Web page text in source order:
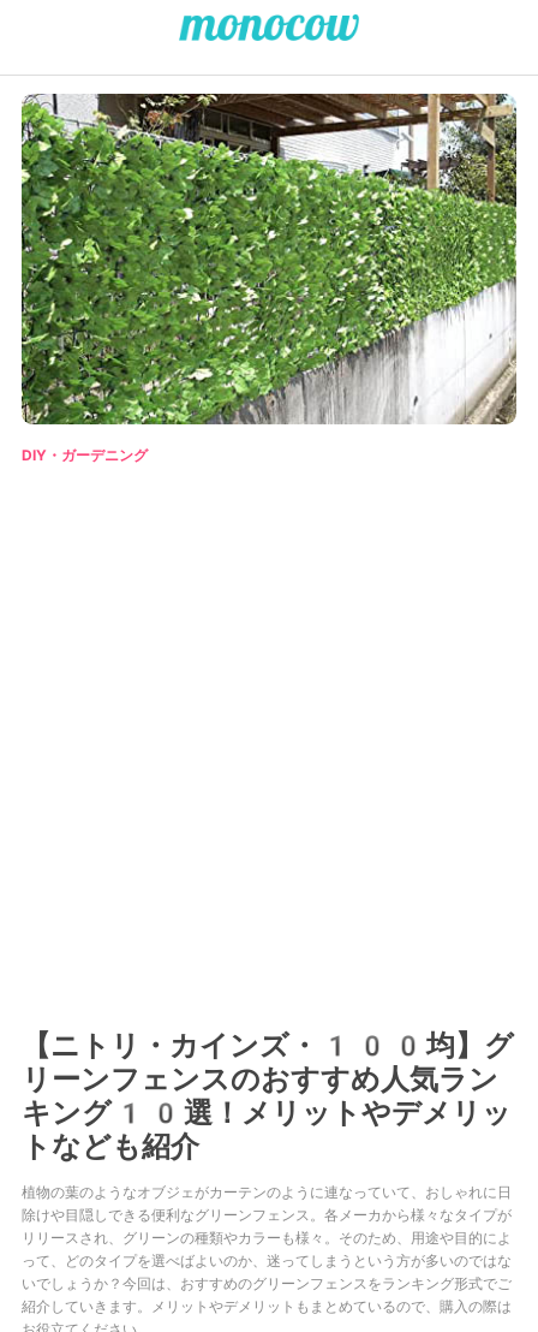
DIY・ガーデニング
【ニトリ・カインズ・100均】グ
リーンフェンスのおすすめ人気ラン
キング10選！メリットやデメリッ
トなども紹介
植物の葉のようなオブジェがカーテンのように連なっていて、おしゃれに日
除けや目隠しできる便利なグリーンフェンス。各メーカから様々なタイプが
リリースされ、グリーンの種類やカラーも様々。そのため、用途や目的によ
って、どのタイプを選べばよいのか、迷ってしまうという方が多いのではな
いでしょうか？今回は、おすすめのグリーンフェンスをランキング形式でご
紹介していきます。メリットやデメリットもまとめているので、購入の際は